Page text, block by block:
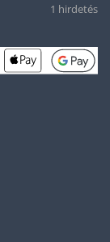
1 hirdetés